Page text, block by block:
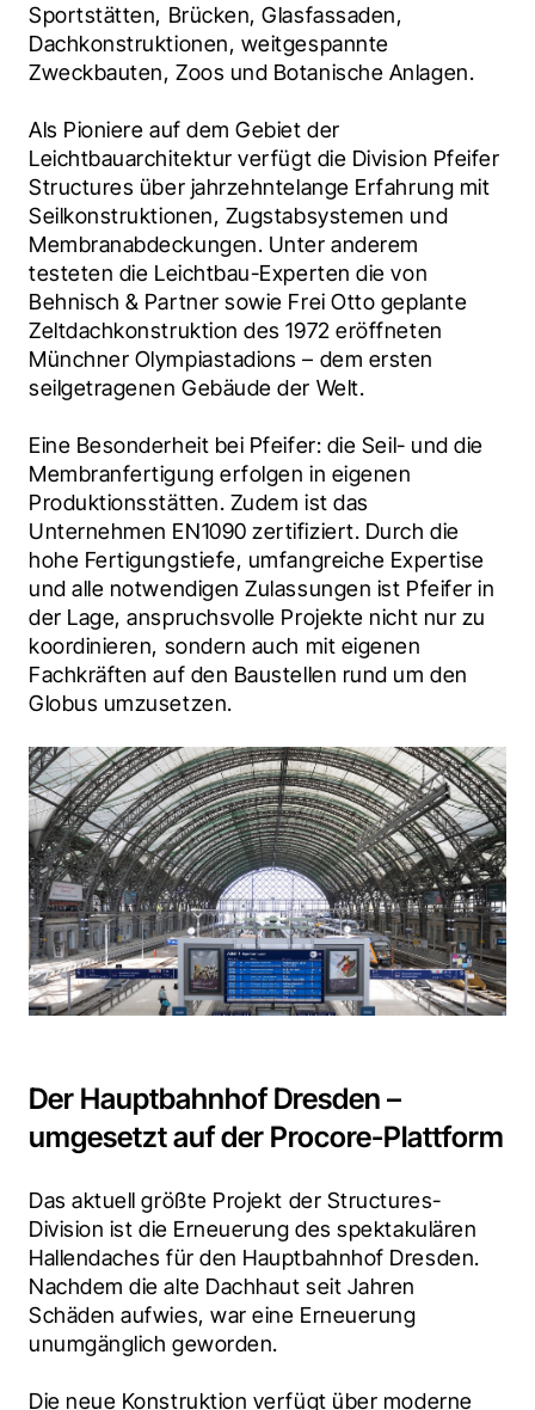
Sportstätten, Brücken, Glasfassaden,
Dachkonstruktionen, weitgespannte
Zweckbauten, Zoos und Botanische Anlagen.
Als Pioniere auf dem Gebiet der
Leichtbauarchitektur verfügt die Division Pfeifer
Structures über jahrzehntelange Erfahrung mit
Seilkonstruktionen, Zugstabsystemen und
Membranabdeckungen. Unter anderem
testeten die Leichtbau-Experten die von
Behnisch & Partner sowie Frei Otto geplante
Zeltdachkonstruktion des 1972 eröffneten
Münchner Olympiastadions – dem ersten
seilgetragenen Gebäude der Welt.
Eine Besonderheit bei Pfeifer: die Seil- und die
Membranfertigung erfolgen in eigenen
Produktionsstätten. Zudem ist das
Unternehmen EN1090 zertifiziert. Durch die
hohe Fertigungstiefe, umfangreiche Expertise
und alle notwendigen Zulassungen ist Pfeifer in
der Lage, anspruchsvolle Projekte nicht nur zu
koordinieren, sondern auch mit eigenen
Fachkräften auf den Baustellen rund um den
Globus umzusetzen.
Der Hauptbahnhof Dresden –
umgesetzt auf der Procore-Plattform
Das aktuell größte Projekt der Structures-
Division ist die Erneuerung des spektakulären
Hallendaches für den Hauptbahnhof Dresden.
Nachdem die alte Dachhaut seit Jahren
Schäden aufwies, war eine Erneuerung
unumgänglich geworden.
Die neue Konstruktion verfügt über moderne